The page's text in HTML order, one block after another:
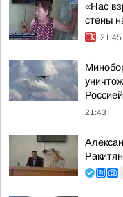
«Нас
стены
21:45
Россией
21:43